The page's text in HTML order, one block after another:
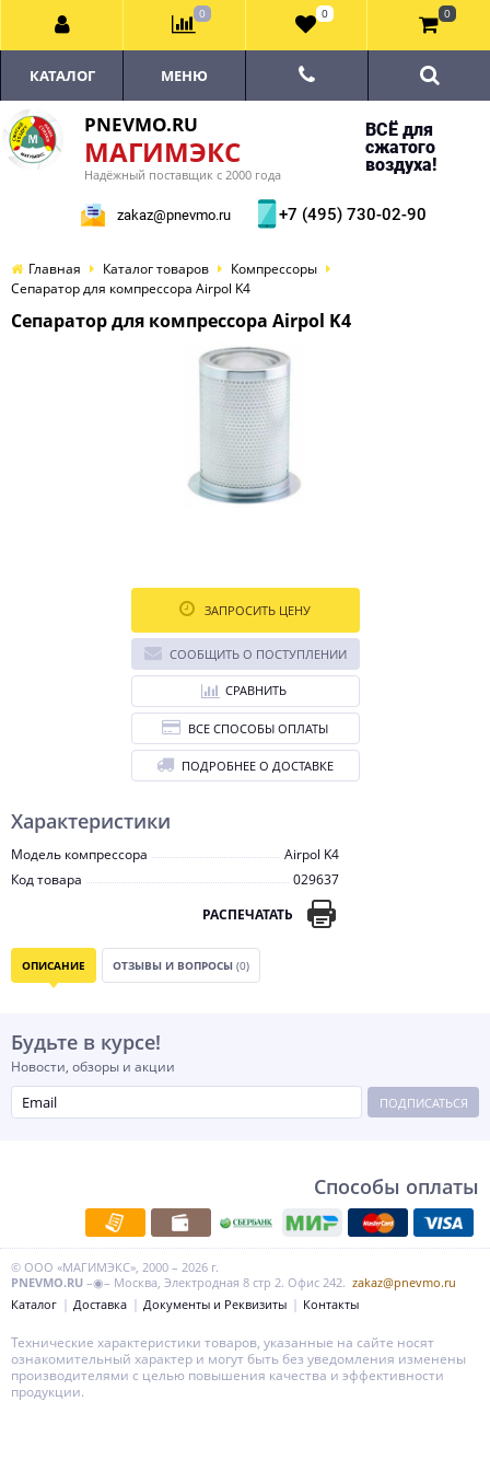
PNEVMO.RU
МАГИМЭКС
Надёжный поставщик с 2000 года
ВСЁ для
сжатого
воздуха!
zakaz@pnevmo.ru +7 (495) 730-02-90
КАТАЛОГ МЕНЮ
Главная Каталог товаров
Компрессоры
Сепаратор для компрессора Airpol K4
Сепаратор для компрессора Airpol K4
Характеристики
Модель компрессора
Airpol K4
Код товара
029637
РАСПЕЧАТАТЬ
ЗАПРОСИТЬ ЦЕНУ
СООБЩИТЬ О ПОСТУПЛЕНИИ
СРАВНИТЬ
ВСЕ СПОСОБЫ ОПЛАТЫ
ПОДРОБНЕЕ О ДОСТАВКЕ
ОПИСАНИЕ ОТЗЫВЫ И ВОПРОСЫ (0)
Будьте в курсе!
Новости, обзоры и акции
ПОДПИСАТЬСЯ
Способы оплаты
© ООО «МАГИМЭКС», 2000 – 2026 г.
PNEVMO.RU –◉– Москва, Электродная 8 стр 2. Офис 242. zakaz@pnevmo.ru
Каталог
Доставка Документы и Реквизиты Контакты
0 0 0
Технические характеристики товаров, указанные на сайте носят
ознакомительный характер и могут быть без уведомления изменены
производителями с целью повышения качества и эффективности
продукции.